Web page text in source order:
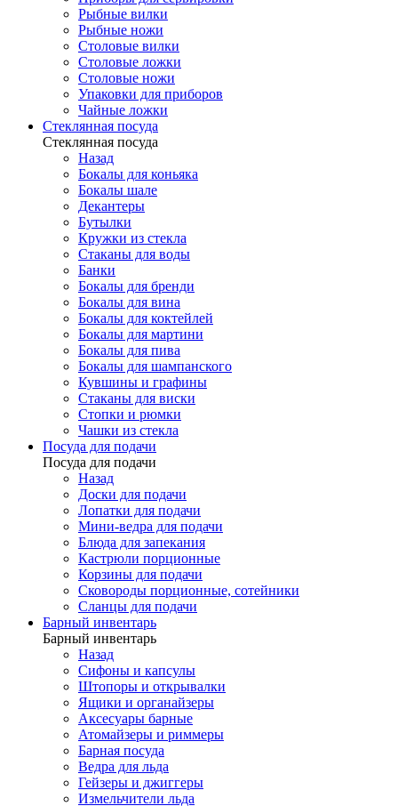
Рыбные вилки
Рыбные ножи
Столовые вилки
Столовые ложки
Столовые ножи
Упаковки для приборов
Чайные ложки
Стеклянная посуда
Стеклянная посуда
Назад
Бокалы для коньяка
Бокалы шале
Декантеры
Бутылки
Кружки из стекла
Стаканы для воды
Банки
Бокалы для бренди
Бокалы для вина
Бокалы для коктейлей
Бокалы для мартини
Бокалы для пива
Бокалы для шампанского
Кувшины и графины
Стаканы для виски
Стопки и рюмки
Чашки из стекла
Посуда для подачи
Посуда для подачи
Назад
Доски для подачи
Лопатки для подачи
Мини-ведра для подачи
Блюда для запекания
Кастрюли порционные
Корзины для подачи
Сковороды порционные, сотейники
Сланцы для подачи
Барный инвентарь
Барный инвентарь
Назад
Сифоны и капсулы
Штопоры и открывалки
Ящики и органайзеры
Аксесуары барные
Атомайзеры и риммеры
Барная посуда
Ведра для льда
Гейзеры и джиггеры
Измельчители льда